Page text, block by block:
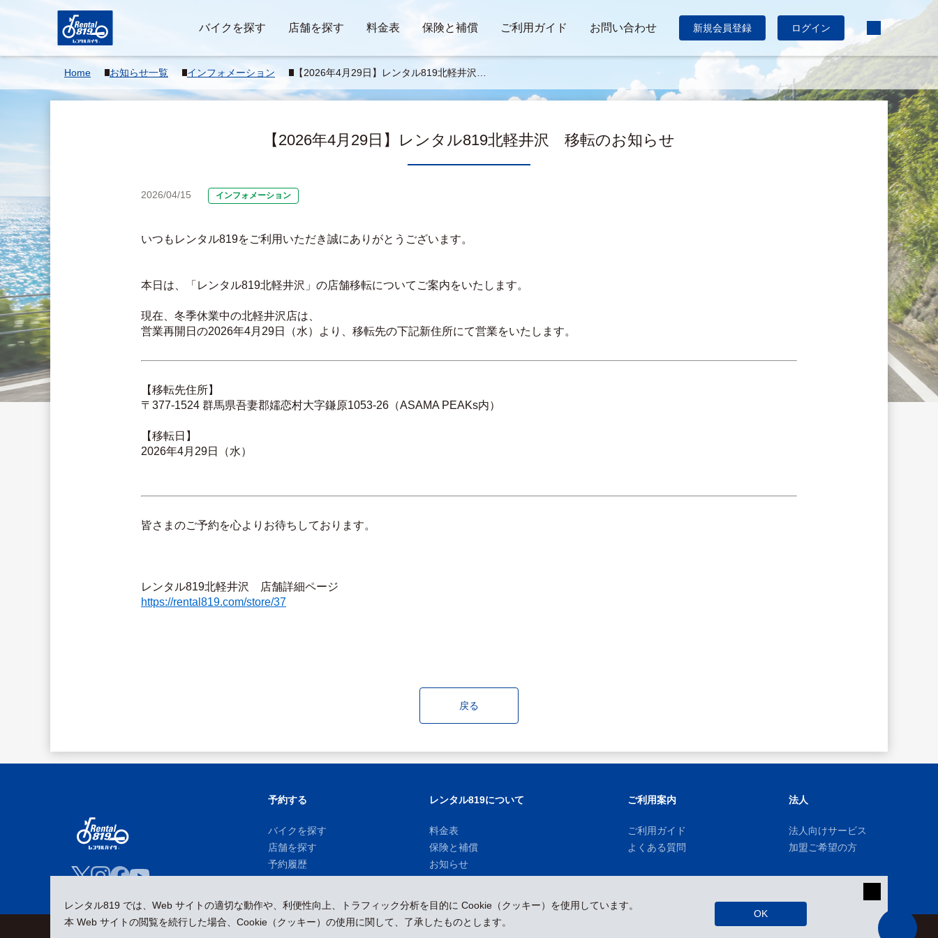
バイクを探す 店舗を探す 料金表 保険と補償 ご利用ガイド お問い合わせ 新規会員登録 ログイン
Home お知らせ一覧 インフォメーション
【2026年4月29日】レンタル819北軽井沢
移転のお知らせ
【2026年4月29日】レンタル819北軽井沢 移転のお知らせ
2026/04/15 インフォメーション
いつもレンタル819をご利用いただき誠にありがとうございます。
本日は、「レンタル819北軽井沢」の店舗移転についてご案内をいたします。
現在、冬季休業中の北軽井沢店は、
営業再開日の2026年4月29日（水）より、移転先の下記新住所にて営業をいたします。
【移転先住所】
〒377-1524 群馬県吾妻郡嬬恋村大字鎌原1053-26（ASAMA PEAKs内）
【移転日】
2026年4月29日（水）
皆さまのご予約を心よりお待ちしております。
レンタル819北軽井沢　店舗詳細ページ
https://rental819.com/store/37
戻る
レンタル819 では、Web サイトの適切な動作や、利便性向上、トラフィック分析を目的に Cookie（クッキー）を使用しています。
本 Web サイトの閲覧を続行した場合、Cookie（クッキー）の使用に関して、了承したものとします。
OK
予約する
バイクを探す
店舗を探す
予約履歴
レンタル819について
料金表
保険と補償
お知らせ
ご利用案内
ご利用ガイド
よくある質問
法人
法人向けサービス
加盟ご希望の方